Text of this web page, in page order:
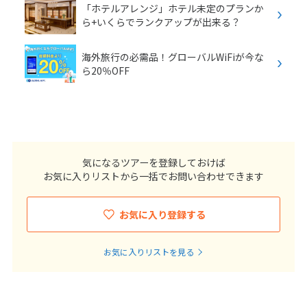
「ホテルアレンジ」ホテル未定のプランか
ら+いくらでランクアップが出来る？
海外旅行の必需品！グローバルWiFiが今な
ら20％OFF
気になるツアーを登録しておけば
お気に入りリストから一括でお問い合わせできます
お気に入り登録する
お気に入りリストを見る